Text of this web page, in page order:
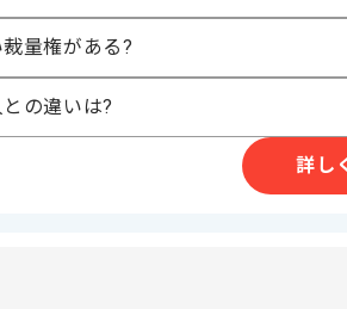
募集人数
作業開始日
2025/05/22
量権がある?
の違いは?
詳し